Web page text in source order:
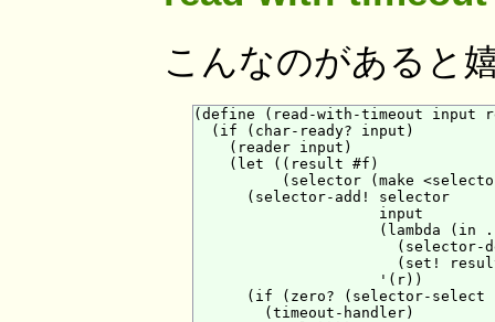
こんなのがあると
(define (read-with-timeout input
  (if (char-ready? input)
    (reader input)
    (let ((result #f)
(selector (make
      (selector-add! selector
                     input
(lambda (in
(selector-
(set!
                     '(r))
(if (zero? (selector-select
        (timeout-handler)